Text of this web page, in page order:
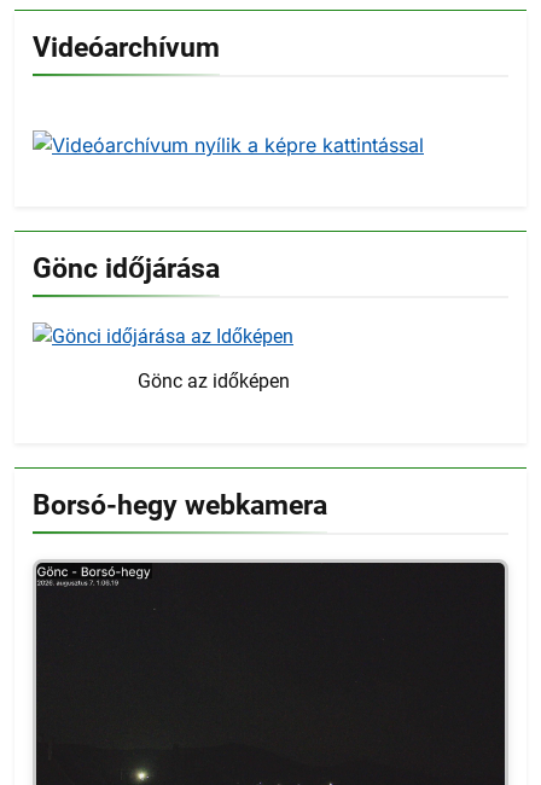
Videóarchívum
Gönc időjárása
Gönc az időképen
Borsó-hegy webkamera